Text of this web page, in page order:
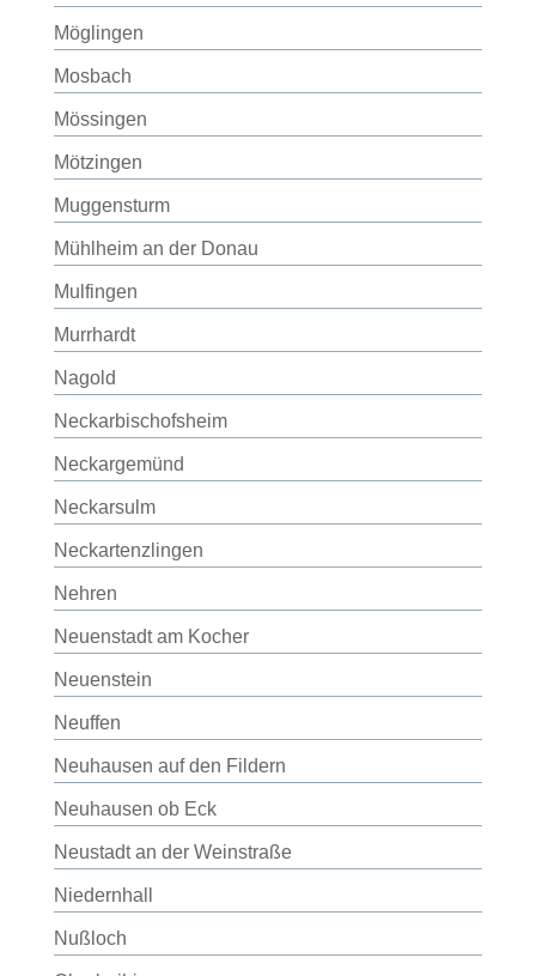
Möglingen
Mosbach
Mössingen
Mötzingen
Muggensturm
Mühlheim an der Donau
Mulfingen
Murrhardt
Nagold
Neckarbischofsheim
Neckargemünd
Neckarsulm
Neckartenzlingen
Nehren
Neuenstadt am Kocher
Neuenstein
Neuffen
Neuhausen auf den Fildern
Neuhausen ob Eck
Neustadt an der Weinstraße
Niedernhall
Nußloch